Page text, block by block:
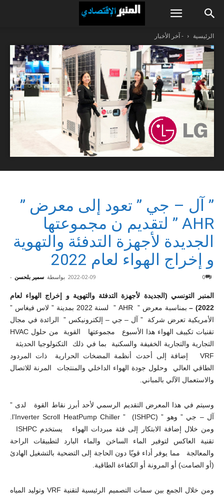
الرئيسية - آخر الأخبار
” آل – جي ” تعود إلى معرض ”
AHR ” لتقديم ن مجموعتها
الجديدة لأجهزة التدفئة والتهوية
و إخراج الهواء لعام 2022
بواسطة سمير بلحسن - 2022-02-09 0
المنبر التونسي (الجديدة لأجهزة التدفئة والتهوية و إخراج الهواء لعام
2022) –
بمناسبة معرض ” AHR ” لسنة 2022 بمدينة ” لاس فيغاس ”
الأمريكية تعرض شركة ” آل – جي – إلكترونيكس ” الرائدة في مجال
تقنيات تكييف الهواء هذا الأسبوع مجموعتها القوية من حلول HVAC
التجارية والتجارية الخفيفة والسكنية بما في ذلك التكنولوجيا الحديثة
VRF إضافة إلى أحدث أنظمة المضخات الحرارية ذات المردود
الطاقي العالي وحلول جودة الهواء الداخلي والمنتجات المرنة للاتصال
والاستعمال الآلي بالمباني.
وسيتم في هذا المعرض التقديم الرسمي لأحد أبرز نقاط القوة لدى ”
تقنية العاكس لتوفير الماء الساخن والماء البارد لتطبيقات الراحة
والمعالجة مما يوفر أداء قويّا دون الحاجة إلى التضحية بالتشغيل الهادئ
(أو الصامت) أو المرونة أو الكفاءة الطاقية.
ومن خلال الجمع بين سمات التصميم الرئيسية لتقنية VRF وتوليد المياه